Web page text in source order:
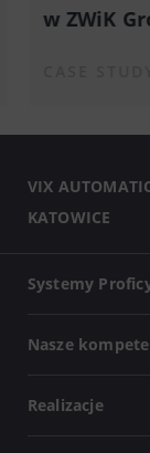
w ZWiK
VIX
KATOWICE
Systemy
Nasze
Realizacje